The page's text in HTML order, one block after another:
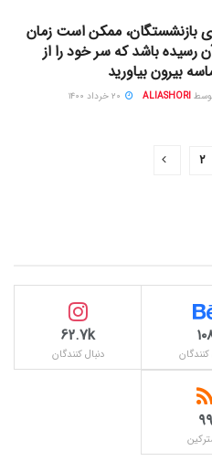
بازنشستگان، ممکن است زمان
رسیده باشد که سر خود را از
بیرون بیاورید
ALIASHORI
۲
کنندگان
62.7k
دنبال کنندگان
۹۹